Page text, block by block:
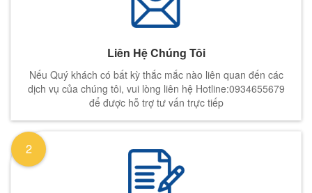
Liên Hệ Chúng Tôi
Nếu Quý khách có bất kỳ thắc mắc nào liên quan đến các
dịch vụ của chúng tôi, vui lòng liên hệ Hotline:0934655679
để được hỗ trợ tư vấn trực tiếp
2